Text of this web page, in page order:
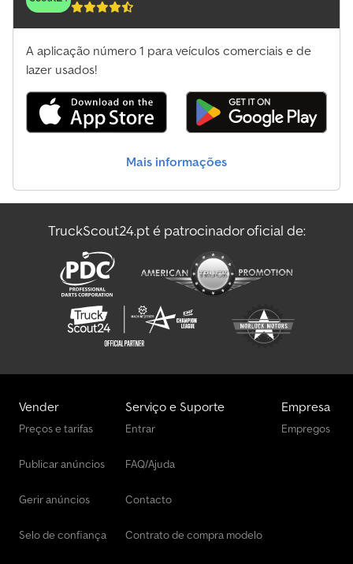
Plataformas De Trabalho
Plataformas De Trabalho Outras
Sistema De Rastreio
Sistema De Rega
Transportador De Automóveis
Veículo De Aspiração/Irrigação
Veículo De Manobra
A aplicação número 1 para veículos comerciais e de
lazer usados!
Mais informações
TruckScout24.pt é patrocinador oficial de:
Vender
Preços e tarifas
Publicar anúncios
Gerir anúncios
Selo de confiança
Serviço e Suporte
Entrar
FAQ/Ajuda
Contacto
Contrato de compra modelo
Empresa
Empregos